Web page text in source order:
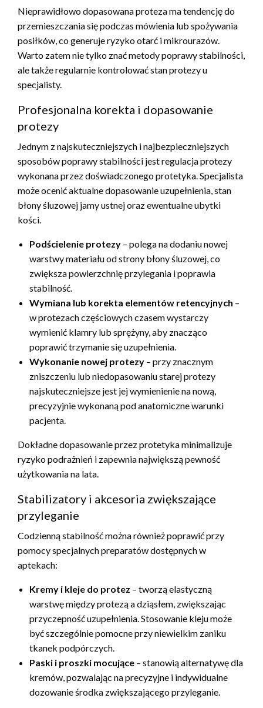
Nieprawidłowo dopasowana proteza ma tendencję do
przemieszczania się podczas mówienia lub spożywania
posiłków, co generuje ryzyko otarć i mikrourazów.
Warto zatem nie tylko znać metody poprawy stabilności,
ale także regularnie kontrolować stan protezy u
specjalisty.
Profesjonalna korekta i dopasowanie
protezy
Jednym z najskuteczniejszych i najbezpieczniejszych
sposobów poprawy stabilności jest regulacja protezy
wykonana przez doświadczonego protetyka. Specjalista
może ocenić aktualne dopasowanie uzupełnienia, stan
błony śluzowej jamy ustnej oraz ewentualne ubytki
kości.
Podścielenie protezy – polega na dodaniu nowej
warstwy materiału od strony błony śluzowej, co
zwiększa powierzchnię przylegania i poprawia
stabilność.
Wymiana lub korekta elementów retencyjnych –
w protezach częściowych czasem wystarczy
wymienić klamry lub sprężyny, aby znacząco
poprawić trzymanie się uzupełnienia.
Wykonanie nowej protezy – przy znacznym
zniszczeniu lub niedopasowaniu starej protezy
najskuteczniejsze jest jej wymienienie na nową,
precyzyjnie wykonaną pod anatomiczne warunki
pacjenta.
Dokładne dopasowanie przez protetyka minimalizuje
ryzyko podrażnień i zapewnia największą pewność
użytkowania na lata.
Stabilizatory i akcesoria zwiększające
przyleganie
Codzienną stabilność można również poprawić przy
pomocy specjalnych preparatów dostępnych w
aptekach:
Kremy i kleje do protez – tworzą elastyczną
warstwę między protezą a dziąsłem, zwiększając
przyczepność uzupełnienia. Stosowanie kleju może
być szczególnie pomocne przy niewielkim zaniku
tkanek podpórczych.
Paski i proszki mocujące – stanowią alternatywę dla
kremów, pozwalając na precyzyjne i indywidualne
dozowanie środka zwiększającego przyleganie.